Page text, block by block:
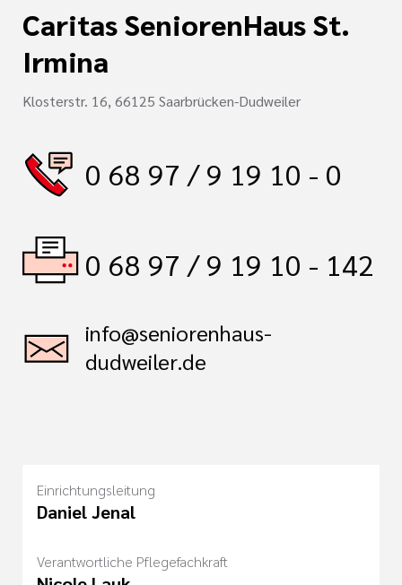
Caritas SeniorenHaus St.
Irmina
Klosterstr. 16, 66125 Saarbrücken-Dudweiler
0 68 97 / 9 19 10 - 0
0 68 97 / 9 19 10 - 142
info@seniorenhaus-
dudweiler.de
Einrichtungsleitung
Daniel Jenal
Verantwortliche Pflegefachkraft